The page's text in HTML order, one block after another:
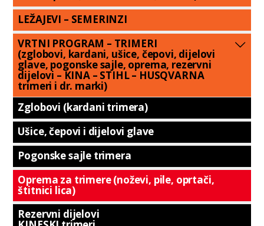
LEŽAJEVI – SEMERINZI
VRTNI PROGRAM – TRIMERI
(zglobovi, kardani, ušice, čepovi, dijelovi
glave, pogonske sajle, oprema, rezervni
dijelovi – KINA – STIHL – HUSQVARNA
trimeri i dr. marki)
Zglobovi (kardani trimera)
Ušice, čepovi i dijelovi glave
Pogonske sajle trimera
Oprema za trimere (noževi, pile, oprtači,
štitnici lica)
Rezervni dijelovi